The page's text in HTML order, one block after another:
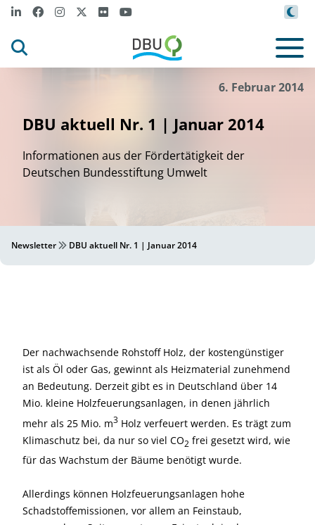
6. Februar 2014
DBU aktuell Nr. 1 | Januar 2014
Informationen aus der Fördertätigkeit der
Deutschen Bundesstiftung Umwelt
Newsletter DBU aktuell Nr. 1 | Januar 2014
Der nachwachsende Rohstoff Holz, der kostengünstiger
ist als Öl oder Gas, gewinnt als Heizmaterial zunehmend
an Bedeutung. Derzeit gibt es in Deutschland über 14
Mio. kleine Holzfeuerungsanlagen, in denen jährlich
mehr als 25 Mio. m3 Holz verfeuert werden. Es trägt zum
Klimaschutz bei, da nur so viel CO2 frei gesetzt wird, wie
für das Wachstum der Bäume benötigt wurde.
Allerdings können Holzfeuerungsanlagen hohe
Schadstoffemissionen, vor allem an Feinstaub,